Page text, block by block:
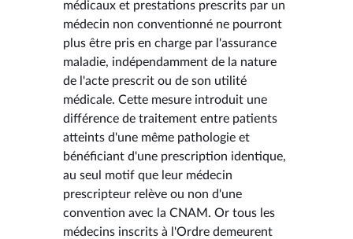
médicaux et prestations prescrits par un
médecin non conventionné ne pourront
plus être pris en charge par l'assurance
maladie, indépendamment de la nature
de l'acte prescrit ou de son utilité
médicale. Cette mesure introduit une
différence de traitement entre patients
atteints d'une même pathologie et
bénéficiant d'une prescription identique,
au seul motif que leur médecin
prescripteur relève ou non d'une
convention avec la CNAM. Or tous les
médecins inscrits à l'Ordre demeurent